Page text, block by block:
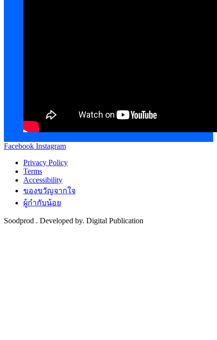
Facebook Instagram
Privacy Policy
Terms
Accessibility
ของขวัญจากใจ
ผู้กำกับน้อย
Soodprod . Developed by. Digital Publication